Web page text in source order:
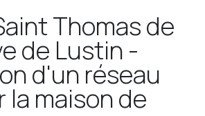
Thomas de
de Lustin -
d'un réseau
la maison de